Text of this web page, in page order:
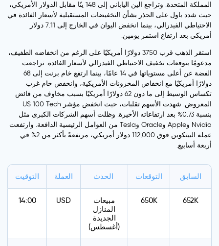
المملكة المتحدة. وتراجع الين الياباني إلى 148 ينًا مقابل الدولار الأمريكي،
حيث شدد باول على الحذر بشأن التخفيضات المستقبلية لأسعار الفائدة في
الاحتياطي الفيدرالي، بينما انخفض اليوان في الخارج إلى 7.11 دولار
أمريكي بعد ارتفاع استمر يومين.
استقر الذهب قرب 3750 دولارًا أمريكيًا على الرغم من انخفاضه الطفيف،
مدعومًا بتوقعات تخفيف الاحتياطي الفيدرالي لأسعار الفائدة. تراجعت
الفضة عن أعلى مستوياتها في 14 عامًا، بينما ارتفع خام برنت إلى 68
دولارًا أمريكيًا مع انخفاض المخزونات الأمريكية، وانخفض خام غرب
تكساس الوسيط إلى ما دون 62 دولارًا أمريكيًا بسبب مخاوف من فائض
المعروض. شهدت الأسهم تقلبات، حيث انخفض مؤشر US 100 Tech
بنسبة 0.73% بعد ارتفاعاته الأخيرة. وظلت أسهم الشركات الكبرى مثل
Nvidia وApple وOracle وTesla من العوامل الرئيسية الدافعة. وارتفعت
عملة البيتكوين فوق 112,000 دولار أمريكي، مرتفعةً بأكثر من 2% في
أربعة أسابيع.
التوقيت العملة التوقعات
14:00 USD
مبيعات
المنازل
الجديدة
(أغسطس)
650K 652K